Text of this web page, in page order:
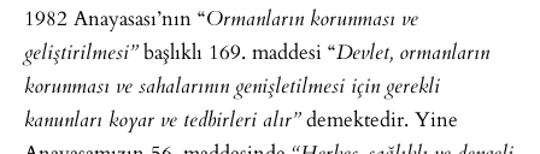
1982 Anayasası’nın “Ormanların korunması ve
geliştirilmesi”başlıklı 169. maddesi “Devlet, ormanların
korunması ve sahalarının genişletilmesi için gerekli
kanunları koyar ve tedbirleri alır”demektedir. Yine